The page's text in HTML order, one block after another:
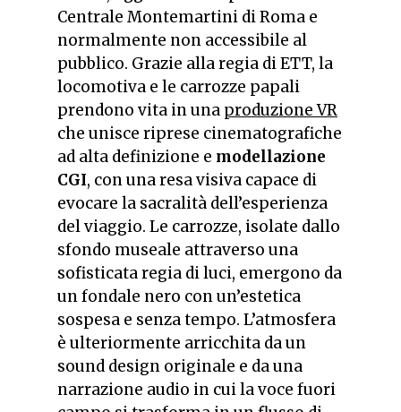
Centrale Montemartini di Roma e
normalmente non accessibile al
pubblico. Grazie alla regia di ETT, la
locomotiva e le carrozze papali
prendono vita in una produzione VR
che unisce riprese cinematografiche
ad alta definizione e modellazione
CGI, con una resa visiva capace di
evocare la sacralità dell’esperienza
del viaggio. Le carrozze, isolate dallo
sfondo museale attraverso una
sofisticata regia di luci, emergono da
un fondale nero con un’estetica
sospesa e senza tempo. L’atmosfera
è ulteriormente arricchita da un
sound design originale e da una
narrazione audio in cui la voce fuori